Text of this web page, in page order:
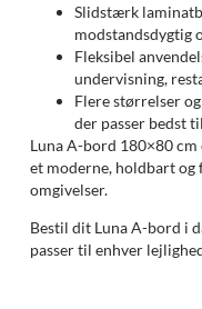
Slidstærk
modstandsdygtig
Fleksibel
undervisning,
Flere størrelser
der passer bedst
Luna A-bord 180×80
et moderne, holdbart
omgivelser.
Bestil dit Luna A-bord i
passer til enhver